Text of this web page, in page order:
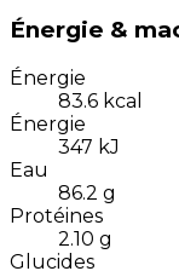
Énergie &
Énergie
83.6 kcal
Énergie
347 kJ
Eau
86.2 g
Protéines
2.10 g
Glucides